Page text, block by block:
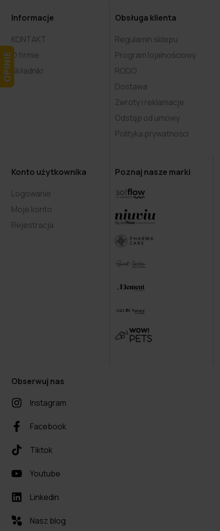
Informacje
KONTAKT
O firmie
Składniki
Obsługa klienta
Regulamin sklepu
Program lojalnościowy
RODO
Dostawa
Zwroty i reklamacje
Odstąp od umowy
Polityka prywatności
Konto użytkownika
Logowanie
Moje konto
Rejestracja
Poznaj nasze marki
Obserwuj nas
Instagram
Facebook
Tiktok
Youtube
Linkedin
Nasz blog